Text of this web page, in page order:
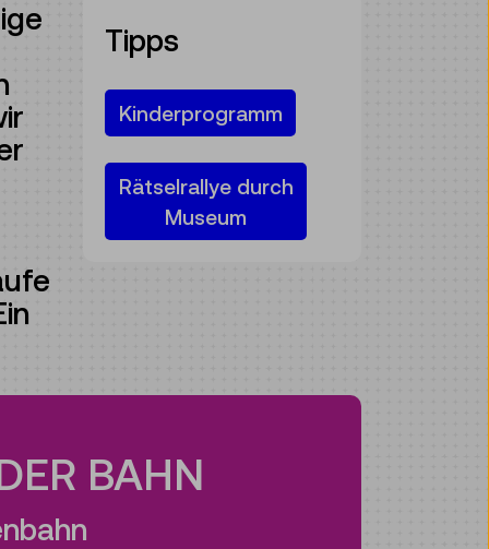
Tipps
Kinderprogramm
Rätselrallye durch
Museum
BAHN